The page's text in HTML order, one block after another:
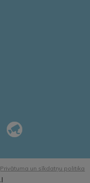
Privātuma un sīkdatņu politika
|